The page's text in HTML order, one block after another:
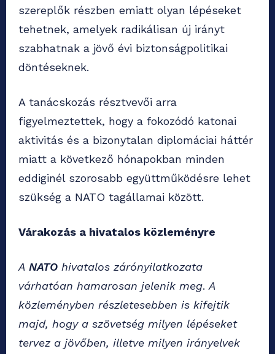
szereplők részben emiatt olyan lépéseket
tehetnek, amelyek radikálisan új irányt
szabhatnak a jövő évi biztonságpolitikai
döntéseknek.
A tanácskozás résztvevői arra
figyelmeztettek, hogy a fokozódó katonai
aktivitás és a bizonytalan diplomáciai háttér
miatt a következő hónapokban minden
eddiginél szorosabb együttműködésre lehet
szükség a NATO tagállamai között.
Várakozás a hivatalos közleményre
A NATO hivatalos zárónyilatkozata
várhatóan hamarosan jelenik meg.A
közleményben részletesebben is kifejtik
majd, hogy a szövetség milyen lépéseket
tervez a jövőben, illetve milyen irányelvek